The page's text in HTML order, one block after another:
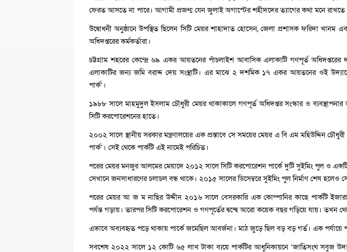
ফেরত আসতে না পারে। আগামী প্রজন্ম যেন জুলাই অগাস্টের শহীদদের ত্যাগের কথা মনে
উদ্বোধনী অনুষ্ঠানে উপস্থিত ছিলেন সিটি মেয়র শাহাদাত হোসেন, জেলা প্রশাসক ফরিদা খানম
অধিদপ্তরের কর্মকর্তারা।
চট্টগ্রাম শহরের কেন্দ্রে ৬৯ একর আয়তনের পাঁচলাইশ আবাসিক এলাকাটি গণপূর্ত অধিদপ্তরের
এলাকাটির জন্য জমি বরাদ্দ দেয় সংস্থাটি। এর মাঝে ২ দশমিক ১৭ একর আয়তনের ওই
পার্ক’।
১৯৮৮ সালে মাহমুদুল ইসলাম চৌধুরী মেয়র থাকাকালে গণপূর্ত অধিদপ্তর সংস্কার ও ব্যবস্থাপনার
সিটি করপোরেশনের হাতে।
২০০২ সালে স্থানীয় সরকার মন্ত্রণালয়ের এক প্রস্তাবে সে সময়ের মেয়র এ বি এম মহিউদ্দিন
পার্ক’। সেই থেকে পার্কটি এই নামেই পরিচিত।
পরের মেয়র মনজুর আলমের মেয়াদে ২০১২ সালে সিটি করপোরেশন পার্কে দুটি সুইমিং পুল ও
সেখানে জনসাধারণের চলাচল বন্ধ থাকে। ২০১৫ সালের ডিসেম্বরে সুইমিং পুল নির্মাণ শেষ হলেও
পরের মেয়র আ জ ম নাছির উদ্দীন ২০১৬ সালে বেসরকারি এক কোম্পানির কাছে পার্কটি
পর্যন্ত গড়ায়। তারপর সিটি করপোরেশন ও গণপূর্তের দ্বন্দ্বে আরো কয়েক বছর গড়িয়ে যায়। তখন
এভাবে অব্যবহৃত পড়ে থাকায় পার্কে জমেছিল আবর্জনা। মাঠ জুড়ে ছিল বড় বড় গর্ত। এক পর্যায়ে
সবশেষ ২০২২ সালে ১২ কোটি ৬৫ লাখ টাকা ব্যয়ে পার্কটির আধুনিকায়নে ‘জাতিসংঘ সবুজ